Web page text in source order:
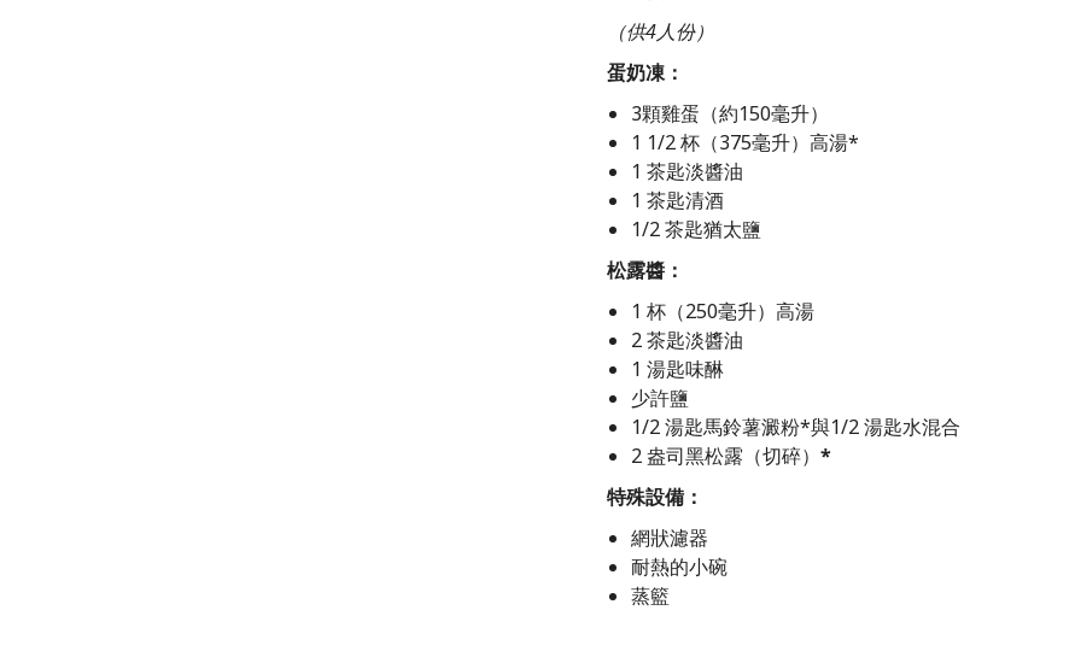
（供4人份）
蛋奶凍：
3顆雞蛋（約150毫升）
1 1/2 杯（375毫升）高湯*
1 茶匙淡醬油
1 茶匙清酒
1/2 茶匙猶太鹽
松露醬：
1 杯（250毫升）高湯
2 茶匙淡醬油
1 湯匙味醂
少許鹽
1/2 湯匙馬鈴薯澱粉*與1/2 湯匙水混合
2 盎司黑松露（切碎） *
特殊設備：
網狀濾器
耐熱的小碗
蒸籃